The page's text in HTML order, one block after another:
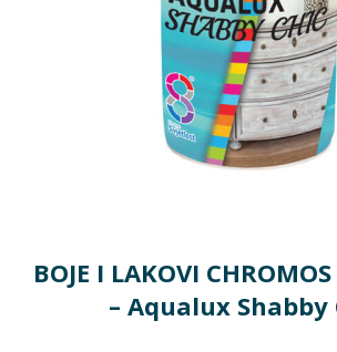
BOJE I LAKOVI CHROMOS
– Aqualux Shabby